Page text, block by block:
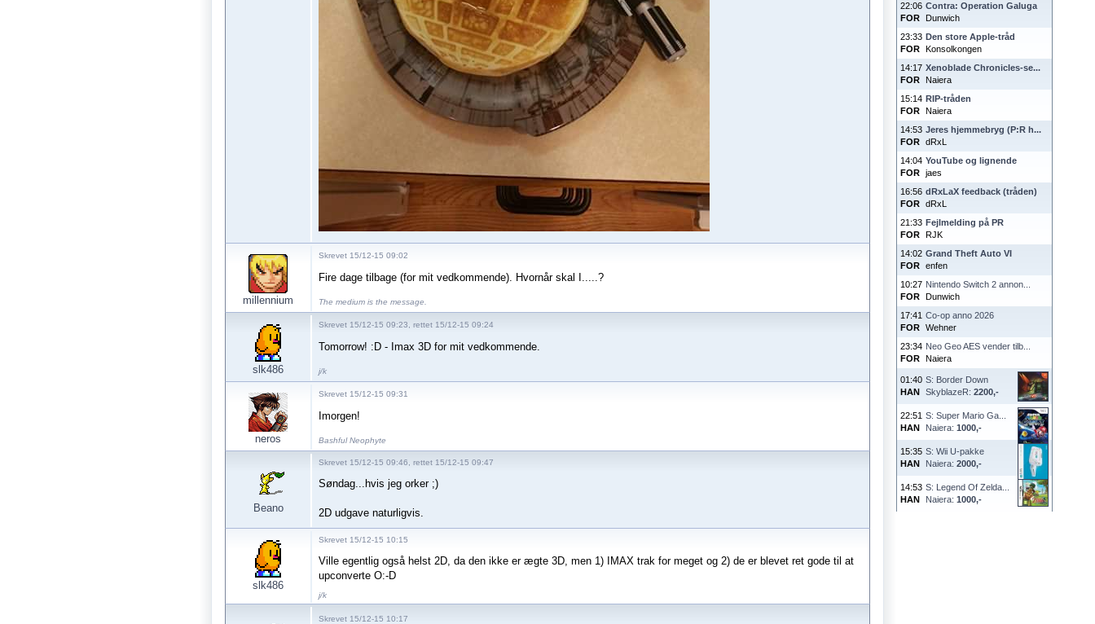
22:06
FOR
Contra: Operation Galuga
Dunwich
23:33
FOR
Den store Apple-tråd
Konsolkongen
14:17
FOR
Xenoblade Chronicles-se...
Naiera
15:14
FOR
RIP-tråden
Naiera
14:53
FOR
Jeres hjemmebryg (P:R h...
dRxL
14:04
FOR
YouTube og lignende
jaes
16:56
FOR
dRxLaX feedback (tråden)
dRxL
21:33
FOR
Fejlmelding på PR
RJK
14:02
FOR
Grand Theft Auto VI
enfen
10:27
FOR
Nintendo Switch 2 annon...
Dunwich
17:41
FOR
Co-op anno 2026
Wehner
23:34
FOR
Neo Geo AES vender tilb...
Naiera
01:40
HAN
S: Border Down
SkyblazeR: 2200,-
22:51
HAN
S: Super Mario Ga...
Naiera: 1000,-
15:35
HAN
S: Wii U-pakke
Naiera: 2000,-
14:53
HAN
S: Legend Of Zelda...
Naiera: 1000,-
millennium
Skrevet 15/12-15 09:02
Fire dage tilbage (for mit vedkommende). Hvornår skal I.....?
The medium is the message.
slk486
Skrevet 15/12-15 09:23, rettet 15/12-15 09:24
Tomorrow! :D - Imax 3D for mit vedkommende.
j/k
neros
Skrevet 15/12-15 09:31
Imorgen!
Bashful Neophyte
Beano
Skrevet 15/12-15 09:46, rettet 15/12-15 09:47
Søndag...hvis jeg orker ;)
2D udgave naturligvis.
slk486
Skrevet 15/12-15 10:15
Ville egentlig også helst 2D, da den ikke er ægte 3D, men 1) IMAX trak for meget og 2) de er blevet ret gode til at
upconverte O:-D
j/k
Skrevet 15/12-15 10:17